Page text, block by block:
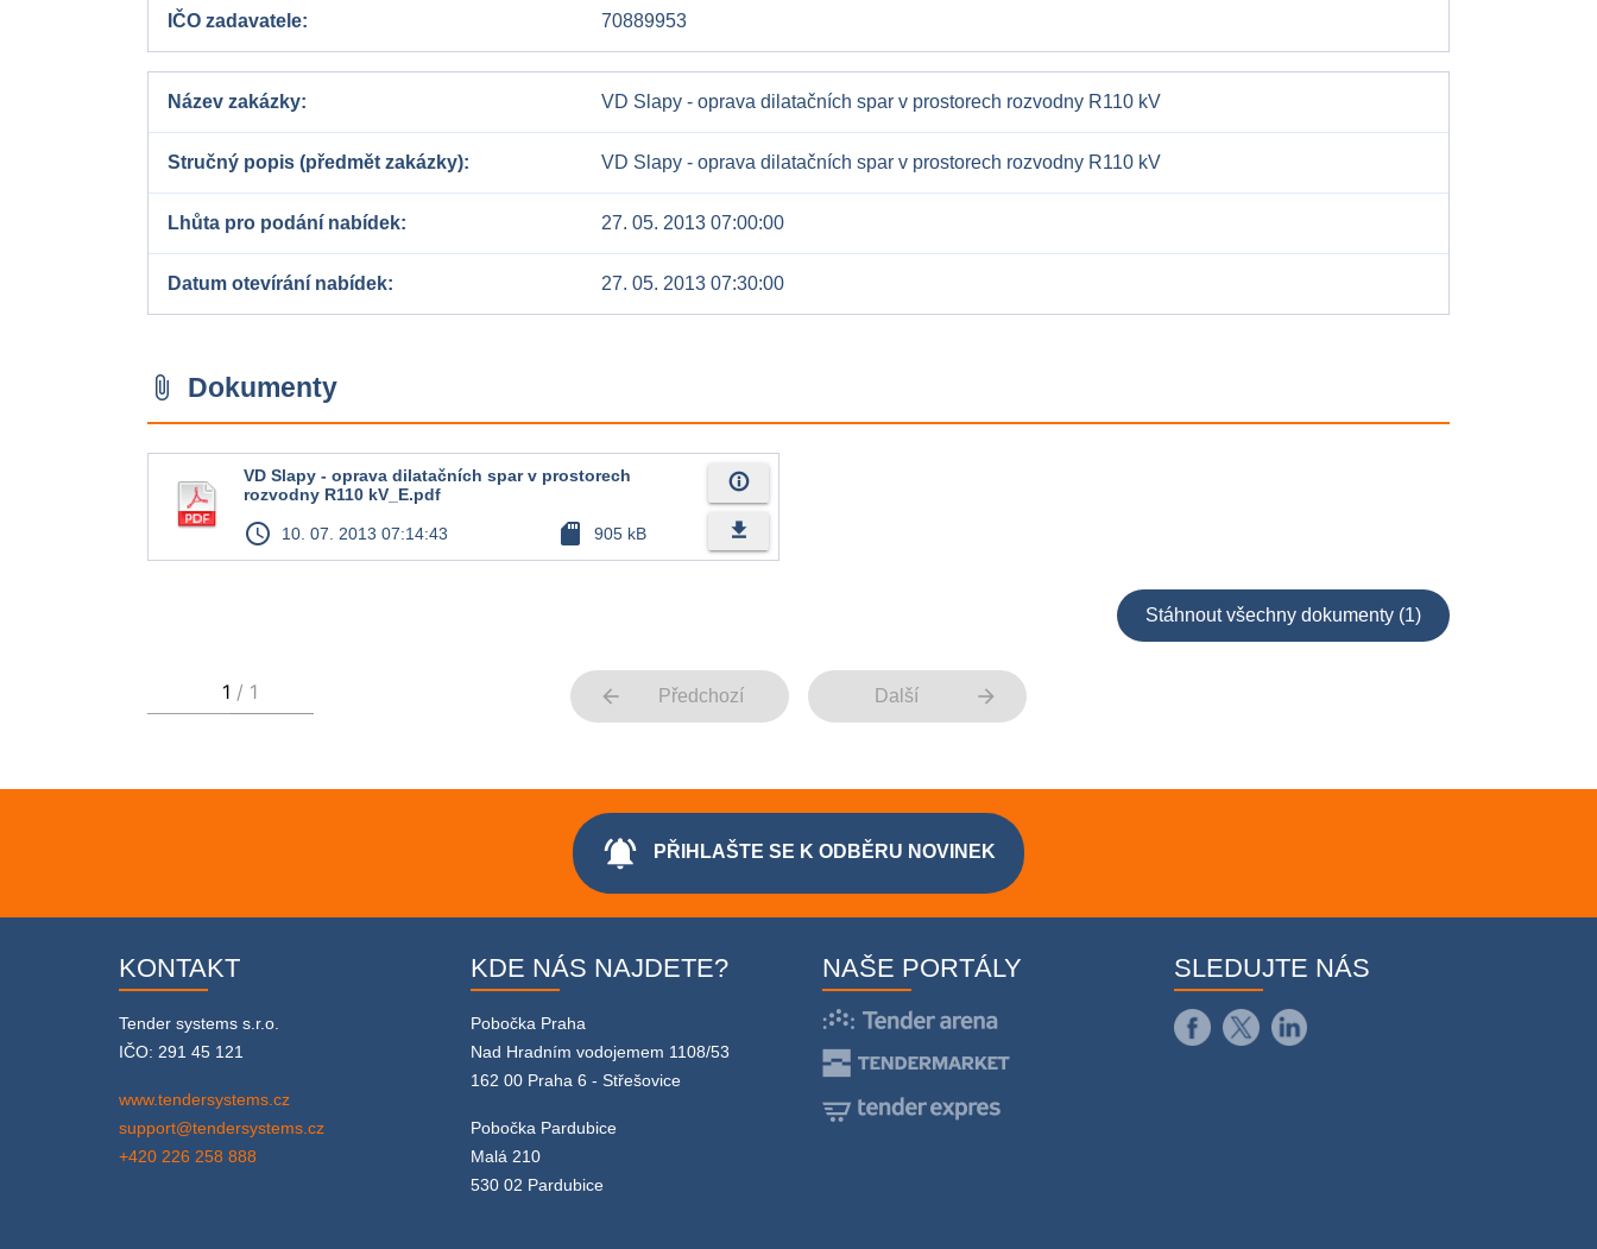
IČO zadavatele 70889953
Název zakázky VD Slapy - oprava dilatačních spar v prostorech rozvodny R110 kV
Stručný popis (předmět zakázky) VD Slapy - oprava dilatačních spar v prostorech rozvodny R110 kV
Lhůta pro podání nabídek 27. 05. 2013 07:00:00
Datum otevírání nabídek 27. 05. 2013 07:30:00
attach_file Dokumenty
VD Slapy - oprava dilatačních spar v prostorech
rozvodny R110 kV_E.pdf
access_time 10. 07. 2013 07:14:43 sd_card 905 kB
info_outline
file_download
Stáhnout všechny dokumenty (1)
arrow_back Předchozí Další arrow_forward
notifications_active PŘIHLAŠTE SE K ODBĚRU NOVINEK
KONTAKT
Tender systems s.r.o.
IČO: 291 45 121
www.tendersystems.cz
support@tendersystems.cz
+420 226 258 888
KDE NÁS NAJDETE?
Pobočka Praha
Nad Hradním vodojemem 1108/53
162 00 Praha 6 - Střešovice
Pobočka Pardubice
Malá 210
530 02 Pardubice
NAŠE PORTÁLY SLEDUJTE NÁS